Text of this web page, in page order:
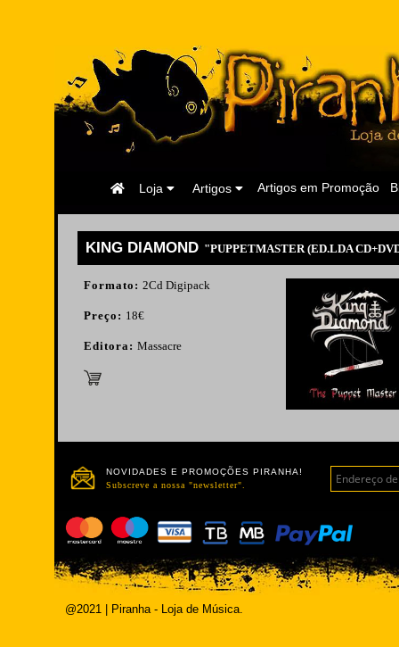
Artigos em Promoção
Artigos
Loja
Página
KING DIAMOND "PUPPETMASTER (ED.LDA
Formato: 2Cd Digipack
Preço: 18€
Editora: Massacre
NOVIDADES E PROMOÇÕES PIRANHA!
Subscreve a nossa "newsletter".
@2021 | Piranha - Loja de Música.